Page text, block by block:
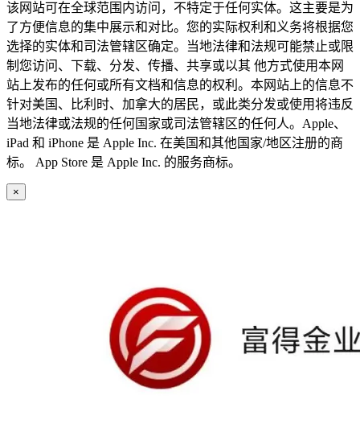
该网站可在全球范围内访问，不特定于任何实体。这主要是为
了方便信息的集中展示和对比。您的实际权利和义务将根据您
选择的实体和司法管辖区确定。当地法律和法规可能禁止或限
制您访问、下载、分发、传播、共享或以其 他方式使用本网
站上发布的任何或所有文档和信息的权利。本网站上的信息不
针对美国、比利时、加拿大的居民，或此类分发或使用将违反
当地法律或法规的任何国家或司法管辖区的任何人。Apple、
iPad 和 iPhone 是 Apple Inc. 在美国和其他国家/地区注册的商
标。 App Store 是 Apple Inc. 的服务商标。
×